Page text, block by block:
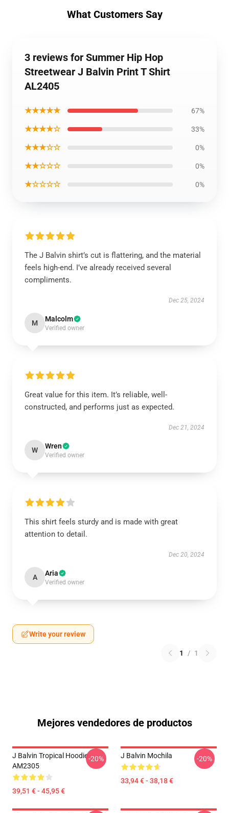
What Customers Say
3 reviews for Summer Hip Hop
Streetwear J Balvin Print T Shirt
AL2405
★★★★★ 67%
★★★★☆ 33%
★★★☆☆ 0%
★★☆☆☆ 0%
★☆☆☆☆ 0%
The J Balvin shirt’s cut is flattering, and the material
feels high-end. I’ve already received several
compliments.
Dec 25, 2024
M Malcolm
Verified owner
Great value for this item. It’s reliable, well-
constructed, and performs just as expected.
Dec 21, 2024
W Wren
Verified owner
This shirt feels sturdy and is made with great
attention to detail.
Dec 20, 2024
A Aria
Verified owner
Write your review
1 / 1
Mejores vendedores de productos
J Balvin Tropical Hoodie
AM2305
39,51 € - 45,95 €
-20% J Balvin Mochila
33,94 € - 38,18 €
-20%